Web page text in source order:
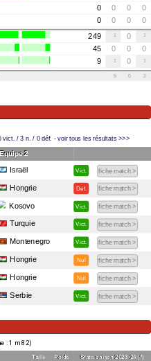
0 0 0 0
0 0 0 0
249 1 0 1
45 0 0 0
9 1 0 1
9 0 2
vict. / 3 n. / 0 déf. - voir tous les résultats >>>
Equipe 2
Israël Vict. fiche match >
Hongrie Déf. fiche match >
Kosovo Vict. fiche match >
Turquie Vict. fiche match >
Montenegro Vict. fiche match >
Hongrie Nul fiche match >
Hongrie Nul fiche match >
Serbie Vict. fiche match >
: 1 m 82)
Taille Poids Stats saison 2023-24 (*)